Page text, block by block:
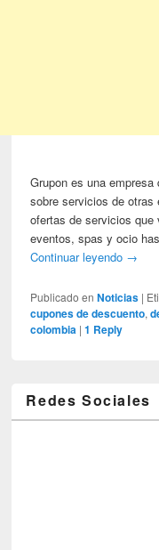
Grupon es una
sobre servicios de
ofertas de servicios que
eventos, spas y ocio
Continuar leyendo →
Publicado en Noticias |
cupones de descuento,
colombia |1 Reply
Redes Sociales